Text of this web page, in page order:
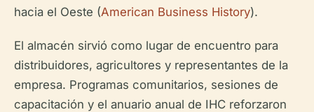
hacia el Oeste (American Business History).
El almacén sirvió como lugar de encuentro para
distribuidores, agricultores y representantes de la
empresa. Programas comunitarios, sesiones de
capacitación y el anuario anual de IHC reforzaron